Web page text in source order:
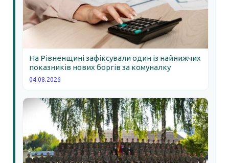
На Рівненщині зафіксували один із найнижчих
показників нових боргів за комуналку
04.08.2026